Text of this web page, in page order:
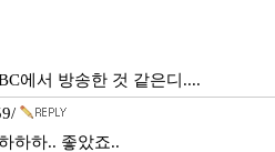
에서 방송한 것 같은디....
하하.. 좋았죠..